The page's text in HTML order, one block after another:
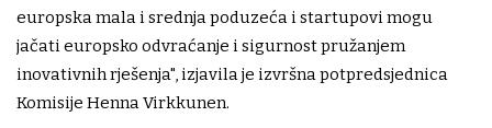
europska mala i srednja poduzeća i startupovi mogu
jačati europsko odvraćanje i sigurnost pružanjem
inovativnih rješenja", izjavila je izvršna potpredsjednica
Komisije Henna Virkkunen.